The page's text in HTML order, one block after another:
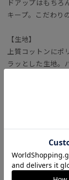
ドアップはもちろ
キープ。こだわり
【生地】
上質コットンに
ラッとした生地。
SUPER EASY
STRETCH
らかさと風合い